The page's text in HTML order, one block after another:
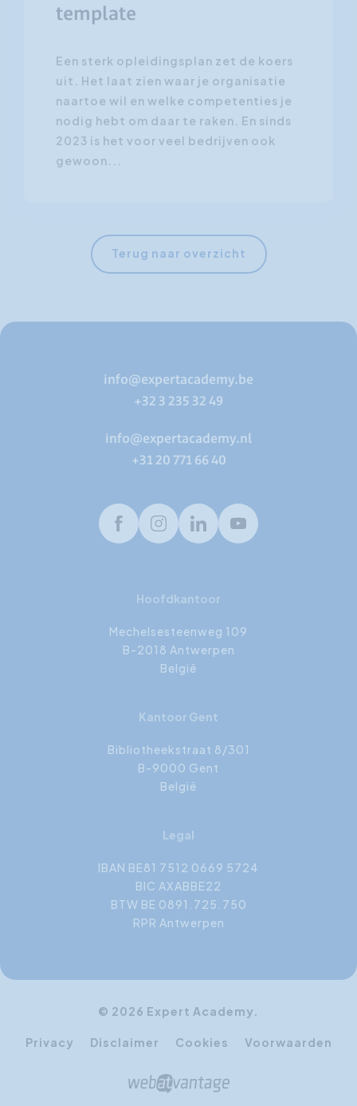
template
Een sterk opleidingsplan zet de koers
uit. Het laat zien waar je organisatie
naartoe wil en welke competenties je
nodig hebt om daar te raken. En sinds
2023 is het voor veel bedrijven ook
gewoon...
Terug naar overzicht
info@expertacademy.be
+32 3 235 32 49
info@expertacademy.nl
+31 20 771 66 40
FacebookInstagramLinkedInYoutube
Hoofdkantoor
Mechelsesteenweg 109
B-2018 Antwerpen
België
Kantoor Gent
Bibliotheekstraat 8/301
B-9000 Gent
België
Legal
IBAN BE81 7512 0669 5724
BIC AXABBE22
BTW BE 0891.725.750
RPR Antwerpen
© 2026 Expert Academy.
Privacy Disclaimer Cookies Voorwaarden